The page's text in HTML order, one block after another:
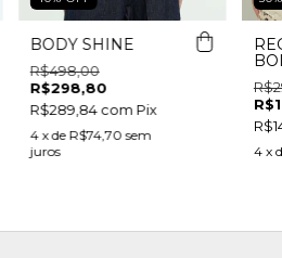
BODY SHINE
R$498,00
R$298,80
R$289,84com Pix
4 x de R$74,70 sem
juros
4 x